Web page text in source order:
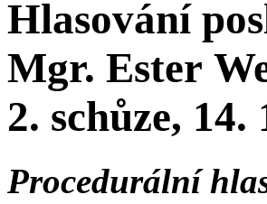
Hlasování
Mgr. Ester
2. schůze, 14.
Procedurální